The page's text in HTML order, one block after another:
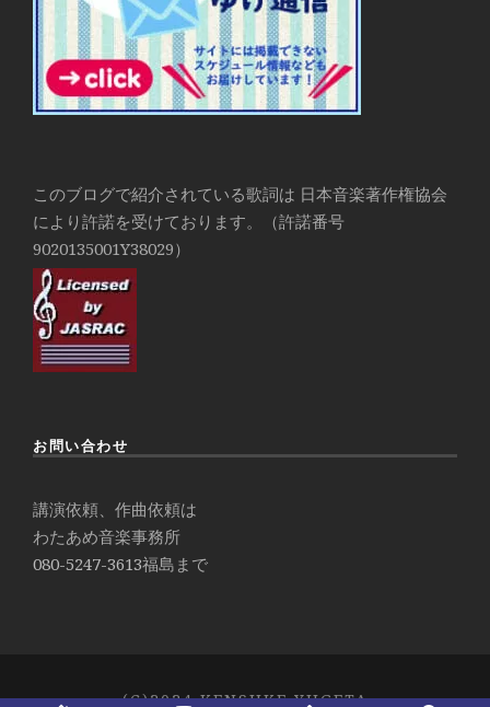
このブログで紹介されている歌詞は 日本音楽著作権協会
により許諾を受けております。（許諾番号
9020135001Y38029）
お問い合わせ
講演依頼、作曲依頼は
わたあめ音楽事務所
080-5247-3613福島まで
(C)2024 KENSUKE YUGETA